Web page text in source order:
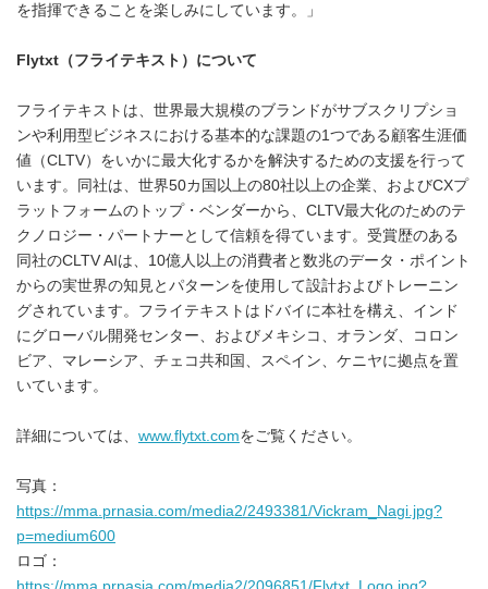
を指揮できることを楽しみにしています。」
Flytxt （フライテキスト）について
フライテキストは、世界最大規模のブランドがサブスクリプショ
ンや利用型ビジネスにおける基本的な課題の1つである顧客生涯価
値（CLTV）をいかに最大化するかを解決するための支援を行って
います。同社は、世界50カ国以上の80社以上の企業、およびCXプ
ラットフォームのトップ・ベンダーから、CLTV最大化のためのテ
クノロジー・パートナーとして信頼を得ています。受賞歴のある
同社のCLTV AIは、10億人以上の消費者と数兆のデータ・ポイント
からの実世界の知見とパターンを使用して設計およびトレーニン
グされています。フライテキストはドバイに本社を構え、インド
にグローバル開発センター、およびメキシコ、オランダ、コロン
ビア、マレーシア、チェコ共和国、スペイン、ケニヤに拠点を置
いています。
詳細については、 www.flytxt.comをご覧ください。
写真：
https://mma.prnasia.com/media2/2493381/Vickram_Nagi.jpg?
p=medium600
ロゴ：